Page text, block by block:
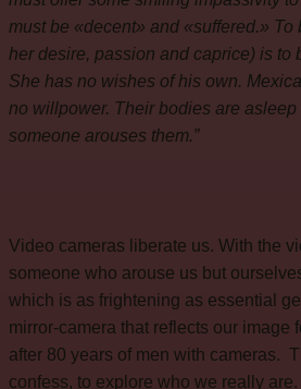
must be «decent» and «suffered.» To
her desire, passion and caprice) is to
She has no wishes of his own.
no willpower. Their bodies are
someone arouses them.”
Video cameras liberate us. With the
someone who arouse us but
which is as frightening as essential
mirror-camera that reflects our image
after 80 years of men with cameras.
confess, to explore who we really are.